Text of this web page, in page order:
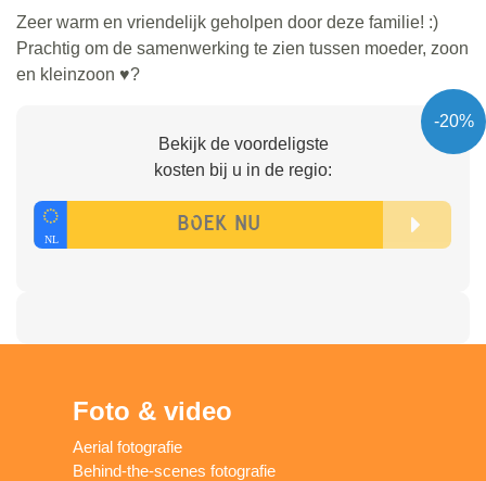
Zeer warm en vriendelijk geholpen door deze familie! :)
Prachtig om de samenwerking te zien tussen moeder, zoon
en kleinzoon ♥️?
-20%
Bekijk de voordeligste
kosten bij u in de regio:
Foto & video
Aerial fotografie
Behind-the-scenes fotografie